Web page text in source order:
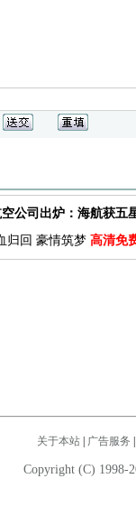
空公司出炉：海航获五
归回 豪情筑梦 高清免
关于本站| 广告服务
Copyright (C) 1998-